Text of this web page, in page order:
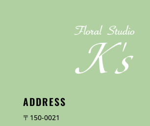
ADDRESS
〒150-0021